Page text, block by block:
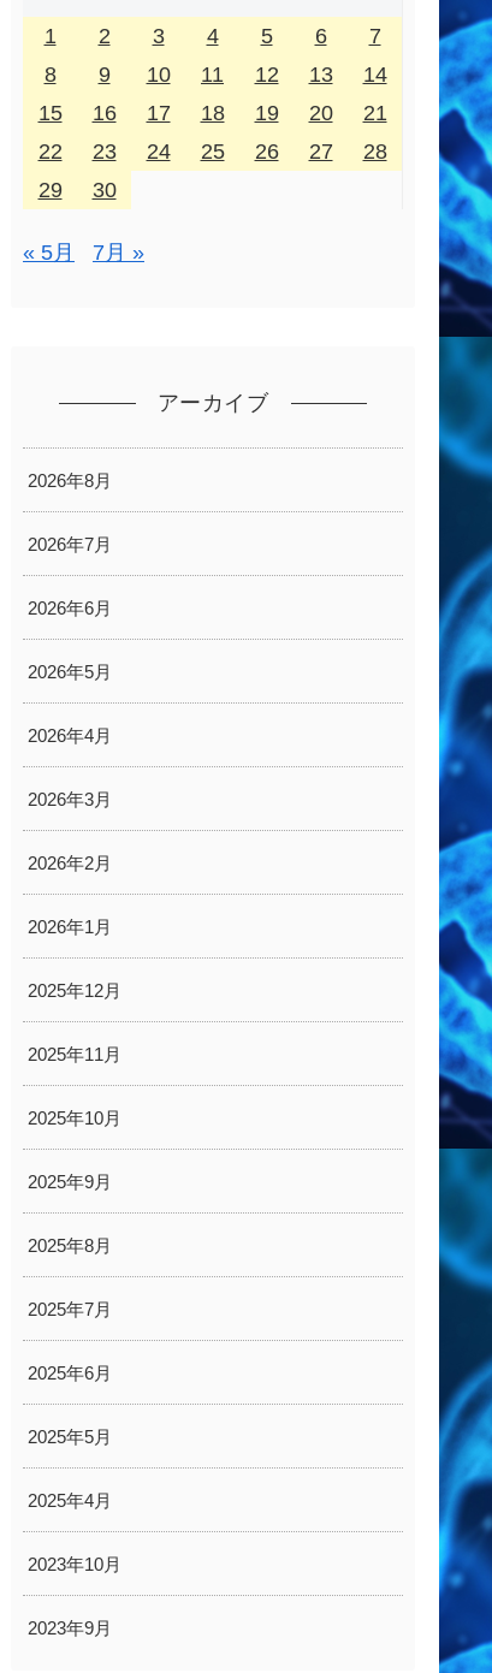
1 2 3 4 5 6
7
8
9 10 11 12 13
14
15
16 17 18 19 20
21
22
23 24 25 26 27
28
29
30
« 5月 7月 »
アーカイブ
2026年8月
2026年7月
2026年6月
2026年5月
2026年4月
2026年3月
2026年2月
2026年1月
2025年12月
2025年11月
2025年10月
2025年9月
2025年8月
2025年7月
2025年6月
2025年5月
2025年4月
2023年10月
2023年9月